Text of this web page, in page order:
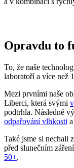
Opravdu to
To, že naše
laboratoří a více než
Mezi prvními naše
Liberci, která svými
podtrhla. Následně
odpařování vlhkosti
Také jsme si nechali
před slunečním
50+.